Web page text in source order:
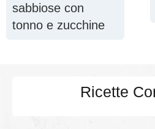
sabbiose con
tonno e zucchine
Ricette